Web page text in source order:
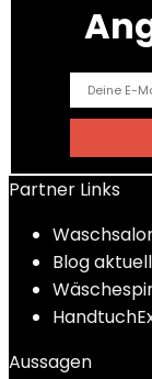
Partner Links
Blog aktuell
Aussagen